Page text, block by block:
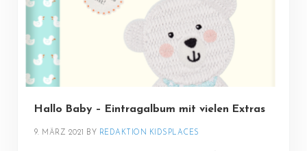
Hallo Baby – Eintragalbum mit vielen Extras
9. MÄRZ 2021 BY REDAKTION KIDSPLACES